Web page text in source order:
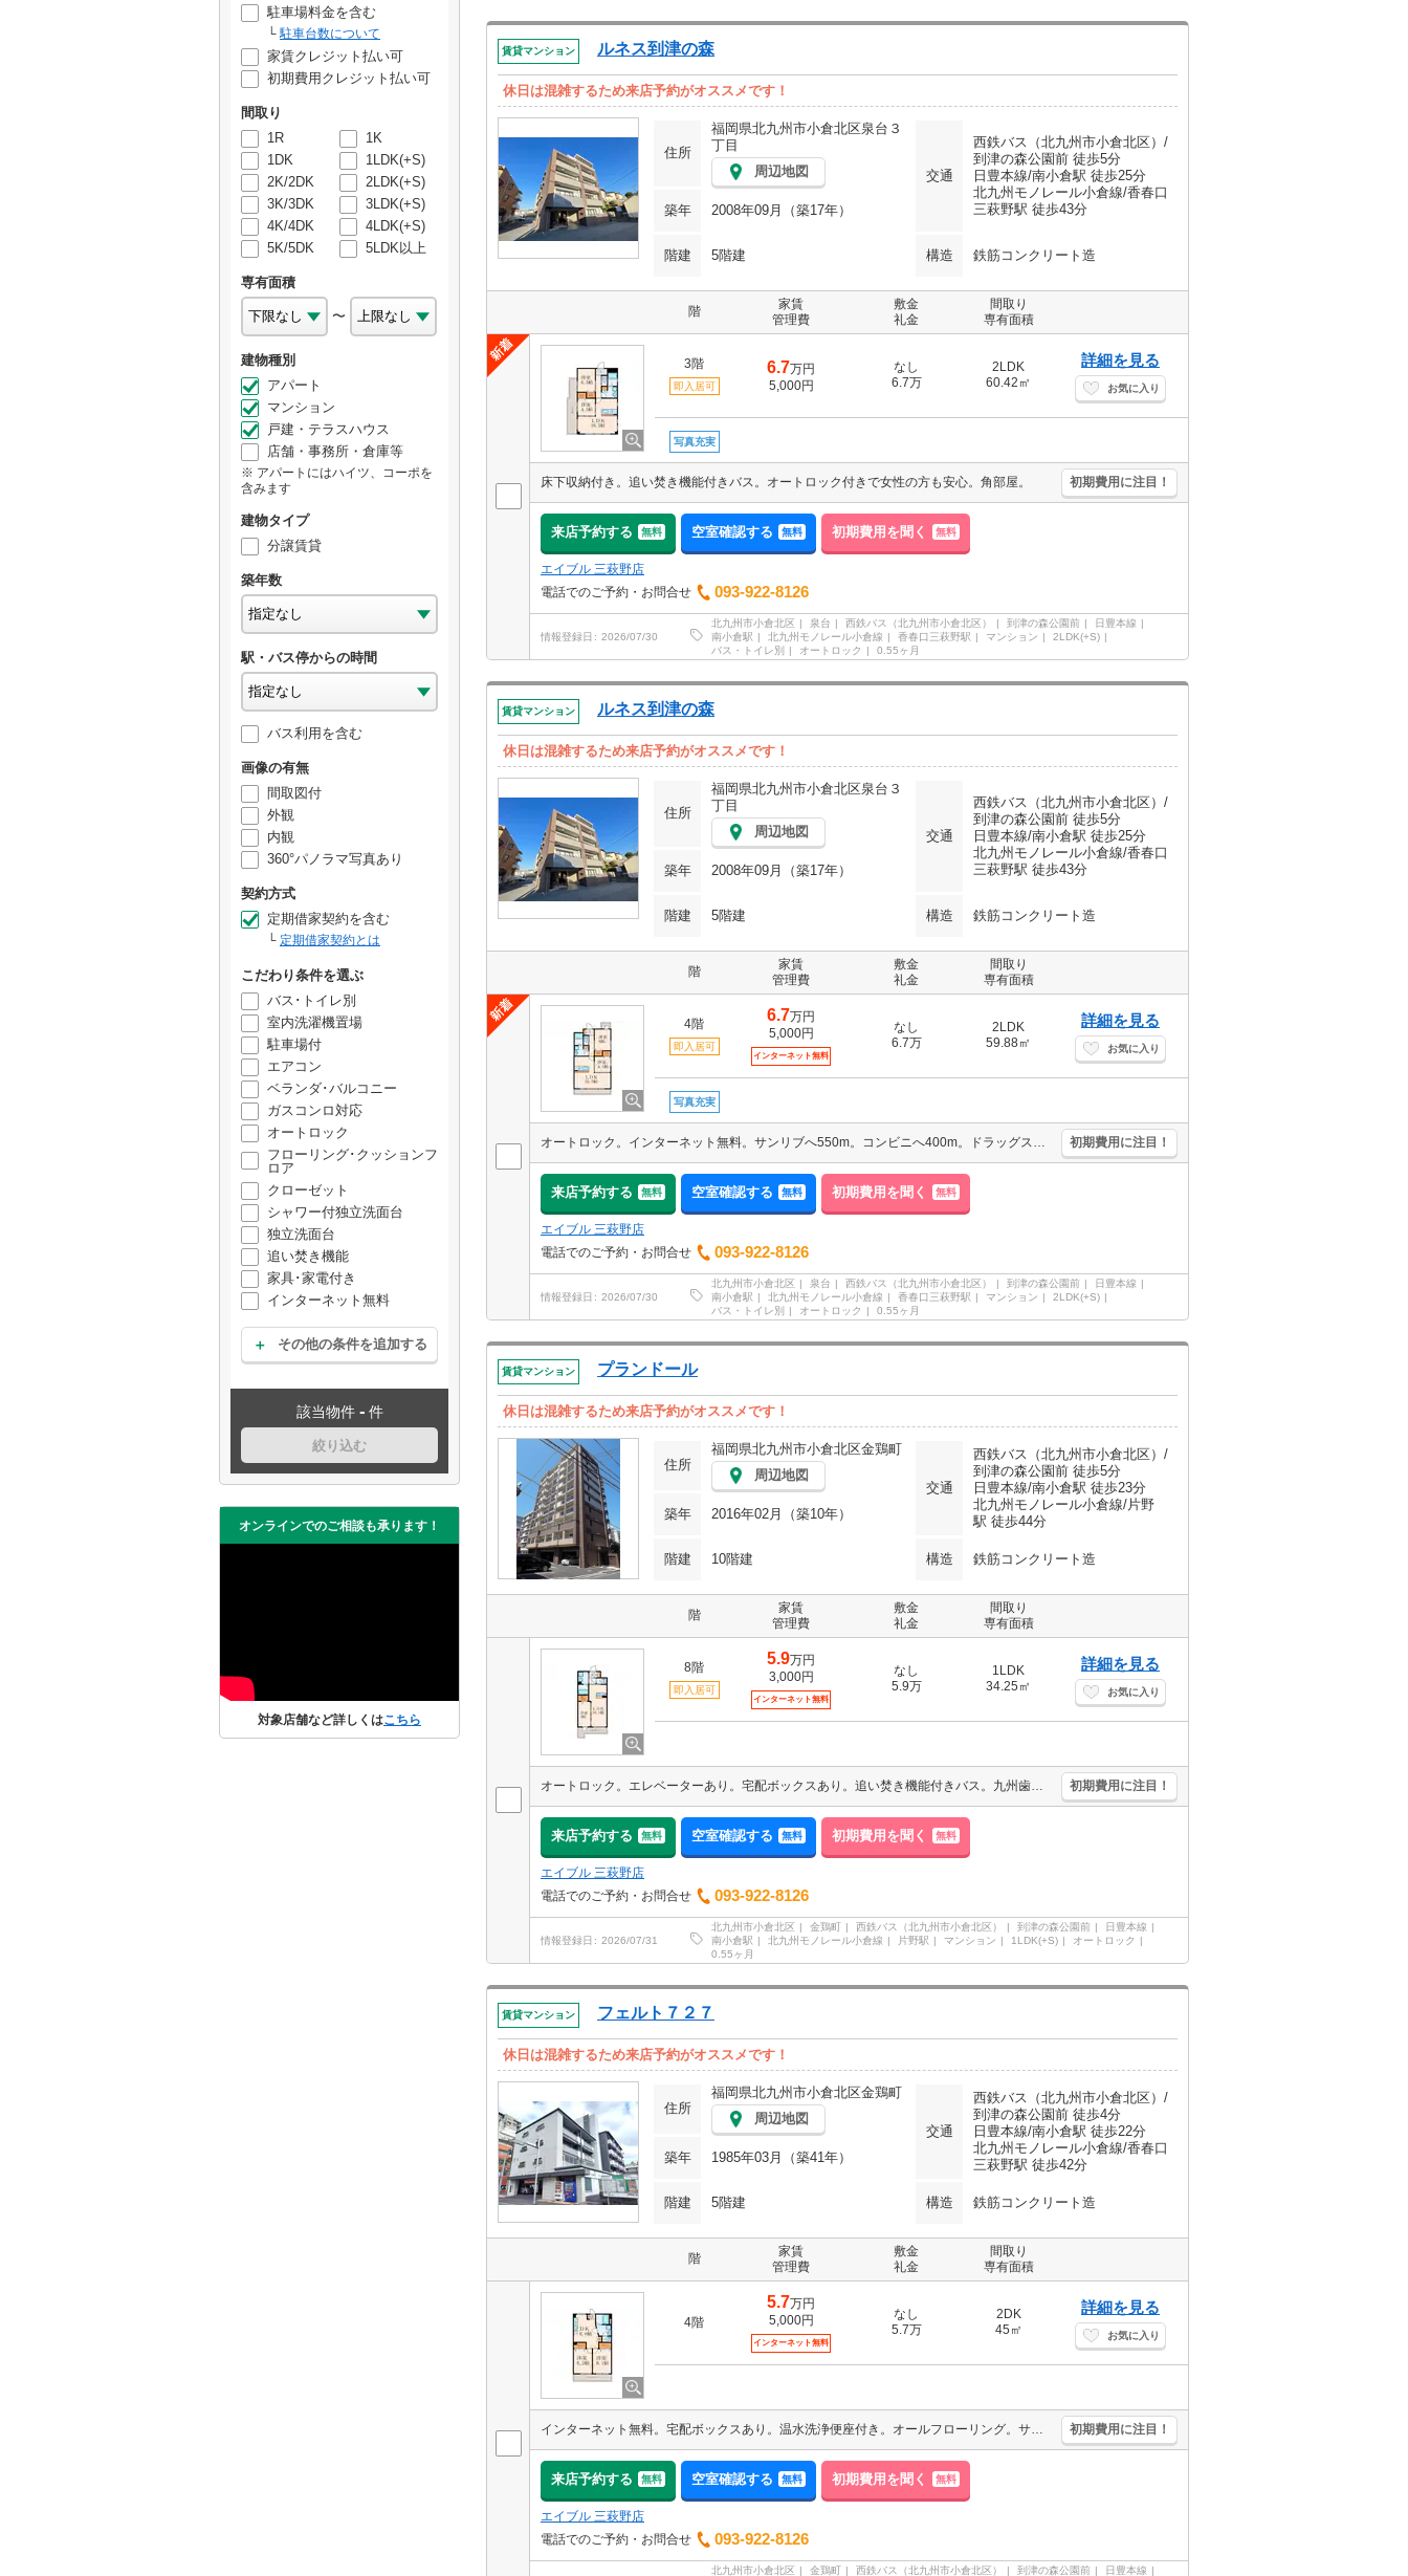
駐車場料金を含む
駐車台数について
家賃クレジット払い可
初期費用クレジット払い可
間取り
1R
1K
1DK
1LDK(+S)
2K/2DK
2LDK(+S)
3K/3DK
3LDK(+S)
4K/4DK
4LDK(+S)
5K/5DK
5LDK以上
専有面積
〜
建物種別
アパート
マンション
戸建・テラスハウス
店舗・事務所・倉庫等
アパートにはハイツ、コーポを
含みます
建物タイプ
分譲賃貸
築年数
駅・バス停からの時間
バス利用を含む
画像の有無
間取図付
外観
内観
360°パノラマ写真あり
契約方式
定期借家契約を含む
定期借家契約とは
こだわり条件を選ぶ
バス･トイレ別
室内洗濯機置場
駐車場付
エアコン
ベランダ･バルコニー
ガスコンロ対応
オートロック
フローリング･クッションフ
ロア
クローゼット
シャワー付独立洗面台
独立洗面台
追い焚き機能
家具･家電付き
インターネット無料
その他の条件を追加する
該当物件 - 件
絞り込む
オンラインでのご相談も承ります！
対象店舗など詳しくはこちら
賃貸マンション ルネス到津の森
休日は混雑するため来店予約がオススメです！
住所
福岡県北九州市小倉北区泉台３
丁目
周辺地図
交通
西鉄バス（北九州市小倉北区）/
到津の森公園前 徒歩5分
日豊本線/南小倉駅 徒歩25分
北九州モノレール小倉線/香春口
三萩野駅 徒歩43分
築年 2008年09月（築17年）
階建 5階建 構造 鉄筋コンクリート造
階
家賃
管理費
敷金
礼金
間取り
専有面積
3階
即入居可
6.7万円
5,000円
なし
6.7万
2LDK
60.42㎡
詳細を見る
お気に入り
写真充実
床下収納付き。追い焚き機能付きバス。オートロック付きで女性の方も安心。角部屋。 初期費用に注目！
来店予約する 無料 空室確認する 無料 初期費用を聞く 無料
エイブル 三萩野店
電話でのご予約・お問合せ
093-922-8126
情報登録日 2026/07/30
北九州市小倉北区 泉台 西鉄バス（北九州市小倉北区） 到津の森公園前
日豊本線
南小倉駅
北九州モノレール小倉線 香春口三萩野駅 マンション
2LDK(+S)
バス・トイレ別
オートロック 0.55ヶ月
賃貸マンション ルネス到津の森
休日は混雑するため来店予約がオススメです！
住所
福岡県北九州市小倉北区泉台３
丁目
周辺地図
交通
西鉄バス（北九州市小倉北区）/
到津の森公園前 徒歩5分
日豊本線/南小倉駅 徒歩25分
北九州モノレール小倉線/香春口
三萩野駅 徒歩43分
築年 2008年09月（築17年）
階建 5階建 構造 鉄筋コンクリート造
階
家賃
管理費
敷金
礼金
間取り
専有面積
4階
即入居可
6.7万円
5,000円
インターネット無料
なし
6.7万
2LDK
59.88㎡
詳細を見る
お気に入り
写真充実
オートロック。インターネット無料。サンリブへ550m。コンビニへ400m。ドラッグストアへ550m。 初期費用に注目！
来店予約する 無料 空室確認する 無料 初期費用を聞く 無料
エイブル 三萩野店
電話でのご予約・お問合せ
093-922-8126
情報登録日 2026/07/30
北九州市小倉北区 泉台 西鉄バス（北九州市小倉北区） 到津の森公園前
日豊本線
南小倉駅
北九州モノレール小倉線 香春口三萩野駅 マンション
2LDK(+S)
バス・トイレ別
オートロック 0.55ヶ月
賃貸マンション プランドール
休日は混雑するため来店予約がオススメです！
住所
福岡県北九州市小倉北区金鶏町
周辺地図
交通
西鉄バス（北九州市小倉北区）/
到津の森公園前 徒歩5分
日豊本線/南小倉駅 徒歩23分
北九州モノレール小倉線/片野
駅 徒歩44分
築年 2016年02月（築10年）
階建 10階建 構造 鉄筋コンクリート造
階
家賃
管理費
敷金
礼金
間取り
専有面積
8階
即入居可
5.9万円
3,000円
インターネット無料
なし
5.9万
1LDK
34.25㎡
詳細を見る
お気に入り
オートロック。エレベーターあり。宅配ボックスあり。追い焚き機能付きバス。九州歯科大学へ778m。サンリブへ307m。 初期費用に注目！
来店予約する 無料 空室確認する 無料 初期費用を聞く 無料
エイブル 三萩野店
電話でのご予約・お問合せ
093-922-8126
情報登録日 2026/07/31
北九州市小倉北区 金鶏町 西鉄バス（北九州市小倉北区） 到津の森公園前
日豊本線
南小倉駅
北九州モノレール小倉線 片野駅 マンション 1LDK(+S)
オートロック
0.55ヶ月
賃貸マンション フェルト７２７
休日は混雑するため来店予約がオススメです！
住所
福岡県北九州市小倉北区金鶏町
周辺地図
交通
西鉄バス（北九州市小倉北区）/
到津の森公園前 徒歩4分
日豊本線/南小倉駅 徒歩22分
北九州モノレール小倉線/香春口
三萩野駅 徒歩42分
築年 1985年03月（築41年）
階建 5階建 構造 鉄筋コンクリート造
階
家賃
管理費
敷金
礼金
間取り
専有面積
4階
5.7万円
5,000円
インターネット無料
なし
5.7万
2DK
45㎡
詳細を見る
お気に入り
インターネット無料。宅配ボックスあり。温水洗浄便座付き。オールフローリング。サンリブへ130m。 初期費用に注目！
来店予約する 無料 空室確認する 無料 初期費用を聞く 無料
エイブル 三萩野店
電話でのご予約・お問合せ
093-922-8126
北九州市小倉北区 金鶏町 西鉄バス（北九州市小倉北区） 到津の森公園前 日豊本線